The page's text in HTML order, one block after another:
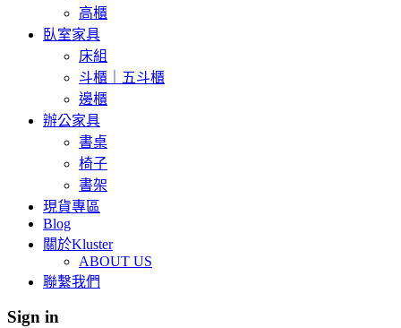
高櫃
臥室家具
床組
斗櫃｜五斗櫃
邊櫃
辦公家具
書桌
椅子
書架
現貨專區
Blog
關於Kluster
ABOUT US
聯繫我們
Sign in